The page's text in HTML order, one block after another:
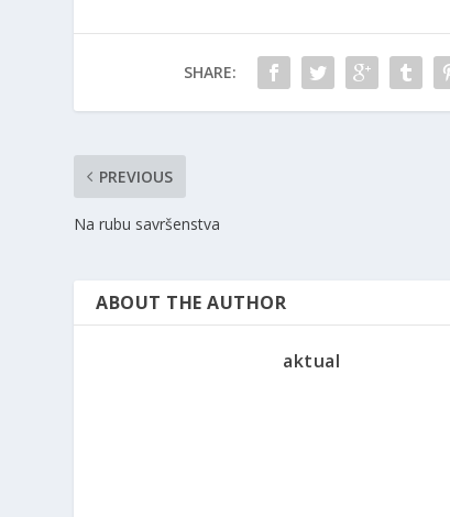
SHARE:
PREVIOUS
Na rubu savršenstva
ABOUT THE AUTHOR
aktual